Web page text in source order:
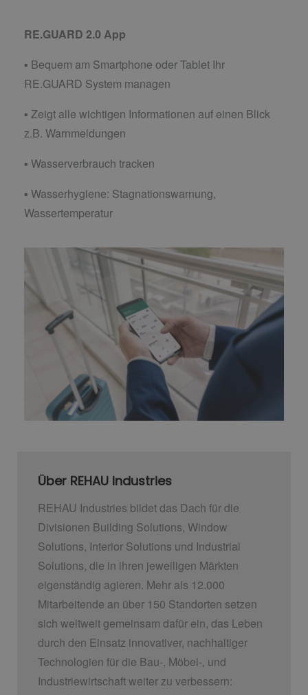
RE.GUARD 2.0 App
▪ Bequem am Smartphone oder Tablet Ihr
RE.GUARD System managen
▪ Zeigt alle wichtigen Informationen auf einen Blick
z.B. Warnmeldungen
▪ Wasserverbrauch tracken
▪ Wasserhygiene: Stagnationswarnung,
Wassertemperatur
Über REHAU Industries
REHAU Industries bildet das Dach für die
Divisionen Building Solutions, Window
Solutions, Interior Solutions und Industrial
Solutions, die in ihren jeweiligen Märkten
eigenständig agieren. Mehr als 12.000
Mitarbeitende an über 150 Standorten setzen
sich weltweit gemeinsam dafür ein, das Leben
durch den Einsatz innovativer, nachhaltiger
Technologien für die Bau-, Möbel-, und
Industriewirtschaft weiter zu verbessern: